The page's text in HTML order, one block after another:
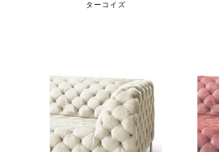
ターコイズ